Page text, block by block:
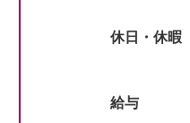
休日・休暇
給与